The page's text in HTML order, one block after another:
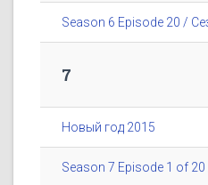
Season 6 Episode 20 /
7
Новый год 2015
Season 7 Episode 1 of